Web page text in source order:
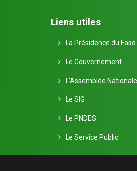
Liens utiles
La Présidence du Faso
Le Gouvernement
L'Assemblée Nationale
Le SIG
Le PNDES
Le Service Public